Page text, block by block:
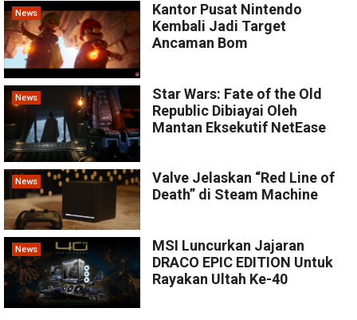
News
Kantor Pusat Nintendo
Kembali Jadi Target
Ancaman Bom
News
Star Wars: Fate of the Old
Republic Dibiayai Oleh
Mantan Eksekutif NetEase
News
Valve Jelaskan “Red Line of
Death” di Steam Machine
News
MSI Luncurkan Jajaran
DRACO EPIC EDITION Untuk
Rayakan Ultah Ke-40